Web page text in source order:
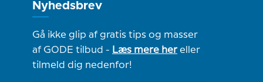
Nyhedsbrev
Gå ikke glip af gratis tips og masser
af GODE tilbud - Læs mere hereller
tilmeld dig nedenfor!